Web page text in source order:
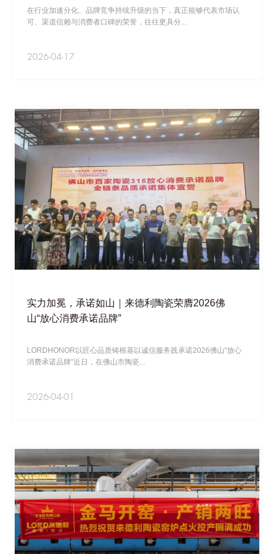
在行业加速分化、品牌竞争持续升级的当下，真正能够代表市场认
可、渠道信赖与消费者口碑的荣誉，往往更具分...
2026-04-17
实力加冕，承诺如山｜来德利陶瓷荣膺2026佛
山“放心消费承诺品牌”
LORDHONOR以匠心品质铸根基以诚信服务践承诺2026佛山“放心
消费承诺品牌”近日，在佛山市陶瓷...
2026-04-01